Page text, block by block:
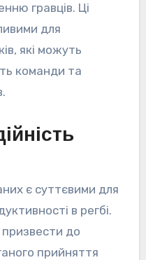
гравців. Ці
для
які можуть
команди та
є суттєвими для
в регбі.
до
прийняття